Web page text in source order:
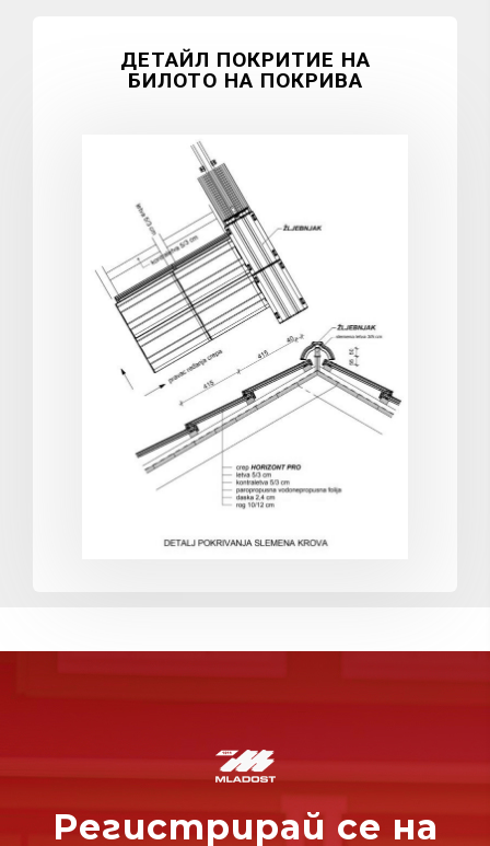
ДЕТАЙЛ ПОКРИТИЕ НА
БИЛОТО НА ПОКРИВА
Регистрирай се на